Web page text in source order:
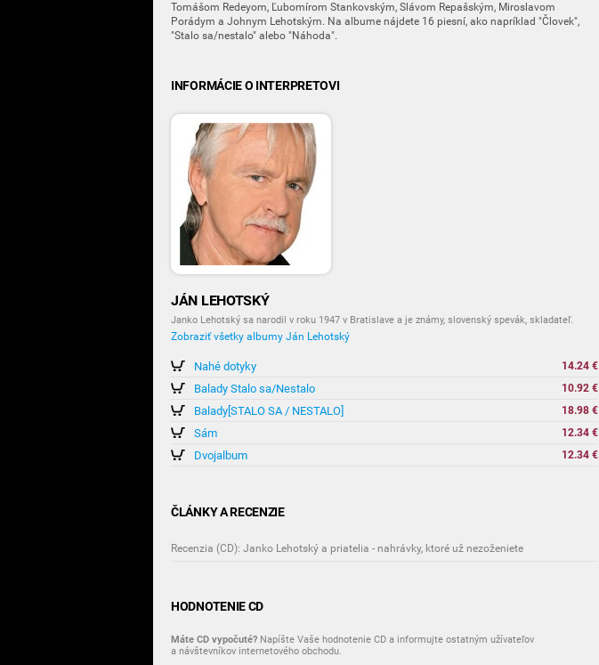
Tomášom Redeyom, Ľubomírom Stankovským, Slávom Repašským, Miroslavom
Porádym a Johnym Lehotským. Na albume nájdete 16 piesní, ako napríklad "Človek",
"Stalo sa/nestalo" alebo "Náhoda".
INFORMÁCIE O INTERPRETOVI
JÁN LEHOTSKÝ
Janko Lehotský sa narodil v roku 1947 v Bratislave a je známy, slovenský spevák, skladateľ.
Zobraziť všetky albumy Ján Lehotský
Nahé dotyky 14.24 €
Balady Stalo sa/Nestalo 10.92 €
Balady[STALO SA / NESTALO] 18.98 €
Sám 12.34 €
Dvojalbum 12.34 €
ČLÁNKY A RECENZIE
Recenzia (CD): Janko Lehotský a priatelia - nahrávky, ktoré už nezoženiete
HODNOTENIE CD
Máte CD vypočuté? Napíšte Vaše hodnotenie CD a informujte ostatným užívateľov
a návštevníkov internetového obchodu.